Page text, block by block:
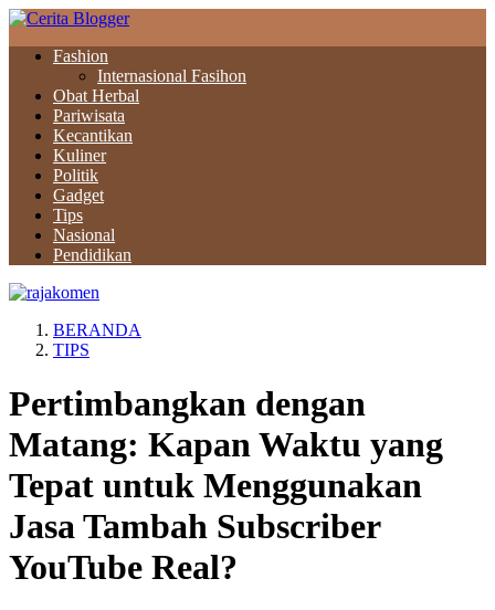
Fashion
Internasional Fasihon
Obat Herbal
Pariwisata
Kecantikan
Kuliner
Politik
Gadget
Tips
Nasional
Pendidikan
BERANDA
TIPS
Pertimbangkan dengan
Matang: Kapan Waktu yang
Tepat untuk Menggunakan
Jasa Tambah Subscriber
YouTube Real?